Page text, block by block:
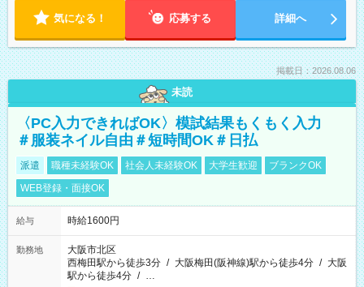
気になる！ 応募する 詳細へ
掲載日：2026.08.06
未読
〈PC入力できればOK〉模試結果もくもく入力
＃服装ネイル自由＃短時間OK＃日払
派遣 職種未経験OK 社会人未経験OK 大学生歓迎
ブランクOK
WEB登録・面接OK
給与 時給1600円
勤務地
大阪市北区
西梅田駅から徒歩3分 / 大阪梅田(阪神線)駅から徒歩4分 / 大阪
駅から徒歩4分 / …